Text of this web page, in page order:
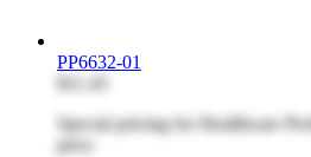
PP6632-01
Special pricing for Healthcare
price